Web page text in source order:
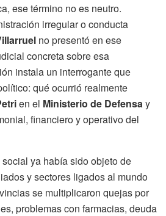
ese término no es neutro.
irregular o conducta
no presentó en ese
concreta sobre esa
instala un interrogante que
qué ocurrió realmente
en el Ministerio de Defensay
financiero y operativo del
ya había sido objeto de
y sectores ligados al mundo
se multiplicaron quejas por
problemas con farmacias, deuda